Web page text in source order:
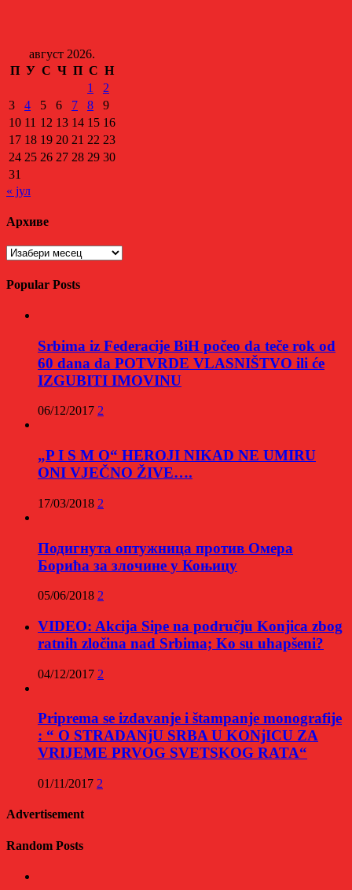
август 2026.
П У С Ч П С Н
1
2
3
4 5 6 7 8
9
10 11 12 13 14 15 16
17 18 19 20 21 22 23
24 25 26 27 28 29 30
31
« јул
Архиве
Архиве
Popular Posts
Srbima iz Federacije BiH počeo da teče rok od
60 dana da POTVRDE VLASNIŠTVO ili će
IZGUBITI IMOVINU
06/12/2017 2
„P I S M O“ HEROJI NIKAD NE UMIRU
ONI VJEČNO ŽIVE….
17/03/2018 2
Подигнута оптужница против Омера
Борића за злочине у Коњицу
05/06/2018 2
VIDEO: Akcija Sipe na području Konjica zbog
ratnih zločina nad Srbima; Ko su uhapšeni?
04/12/2017 2
Priprema se izdavanje i štampanje monografije
: “ O STRADANjU SRBA U KONjICU ZA
VRIJEME PRVOG SVETSKOG RATA“
01/11/2017 2
Advertisement
Random Posts